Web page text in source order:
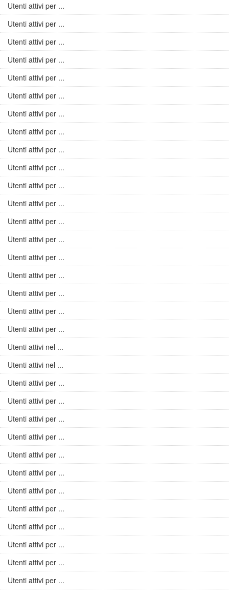
Utenti attivi per ...
Utenti attivi per ...
Utenti attivi per ...
Utenti attivi per ...
Utenti attivi per ...
Utenti attivi per ...
Utenti attivi per ...
Utenti attivi per ...
Utenti attivi per ...
Utenti attivi per ...
Utenti attivi per ...
Utenti attivi per ...
Utenti attivi per ...
Utenti attivi per ...
Utenti attivi per ...
Utenti attivi per ...
Utenti attivi per ...
Utenti attivi per ...
Utenti attivi per ...
Utenti attivi nel ...
Utenti attivi nel ...
Utenti attivi per ...
Utenti attivi per ...
Utenti attivi per ...
Utenti attivi per ...
Utenti attivi per ...
Utenti attivi per ...
Utenti attivi per ...
Utenti attivi per ...
Utenti attivi per ...
Utenti attivi per ...
Utenti attivi per ...
Utenti attivi per ...